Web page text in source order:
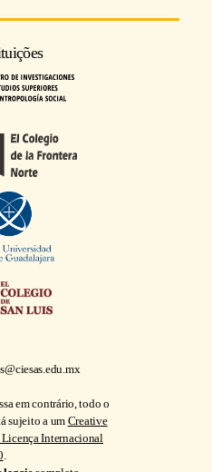
em contrário, todo o
sujeito a um Creative
Internacional
.